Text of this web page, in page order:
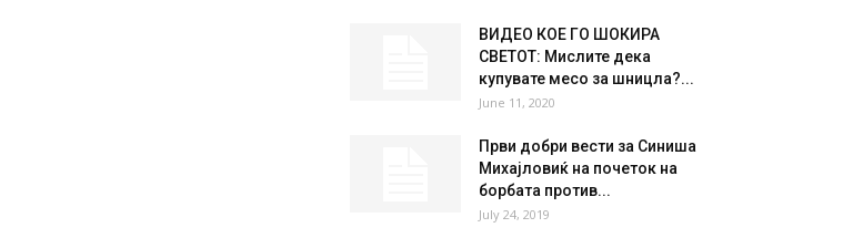
ВИДЕО КОЕ ГО ШОКИРА
СВЕТОТ: Мислите дека
купувате месо за шницла?...
June 11, 2020
Први добри вести за Синиша
Михајловиќ на почеток на
борбата против...
July 24, 2019